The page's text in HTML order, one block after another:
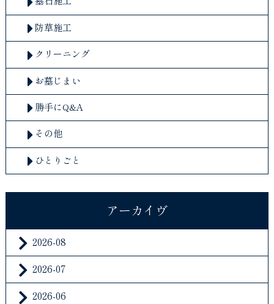
防草施工
クリーニング
お墓じまい
勝手にQ&A
その他
ひとりごと
アーカイヴ
2026-08
2026-07
2026-06